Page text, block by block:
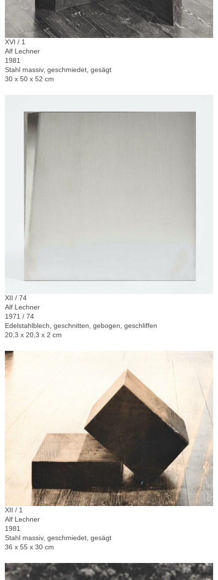
XVI / 1
Alf Lechner
1981
Stahl massiv, geschmiedet, gesägt
30 x 50 x 52 cm
XII / 74
Alf Lechner
1971 / 74
Edelstahlblech, geschnitten, gebogen, geschliffen
20,3 x 20,3 x 2 cm
XII / 1
Alf Lechner
1981
Stahl massiv, geschmiedet, gesägt
36 x 55 x 30 cm